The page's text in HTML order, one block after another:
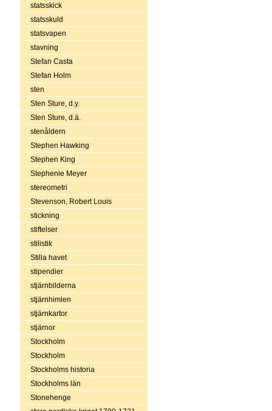
statsskick
statsskuld
statsvapen
stavning
Stefan Casta
Stefan Holm
sten
Sten Sture, d.y.
Sten Sture, d.ä.
stenåldern
Stephen Hawking
Stephen King
Stephenie Meyer
stereometri
Stevenson, Robert Louis
stickning
stiftelser
stilistik
Stilla havet
stipendier
stjärnbilderna
stjärnhimlen
stjärnkartor
stjärnor
Stockholm
Stockholm
Stockholms historia
Stockholms län
Stonehenge